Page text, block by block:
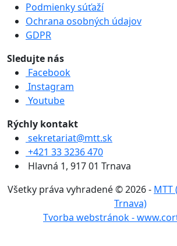
Podmienky súťaží
Ochrana osobných údajov
GDPR
Sledujte nás
Facebook
Instagram
Youtube
Rýchly kontakt
sekretariat@mtt.sk
+421 33 3236 470
Hlavná 1, 917 01 Trnava
Všetky práva vyhradené © 2026 - MTT
Trnava)
Tvorba webstránok -